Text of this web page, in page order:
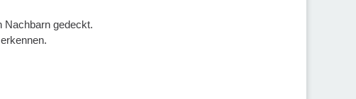
Nachbarn gedeckt.